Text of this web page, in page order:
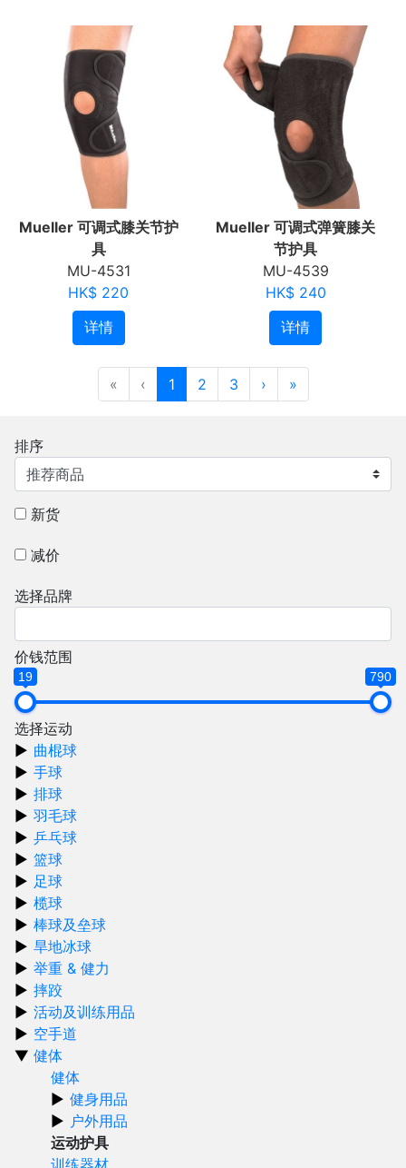
Mueller 可调式膝关节护
具
MU-4531
HK$ 220
详情
Mueller 可调式弹簧膝关
节护具
MU-4539
HK$ 240
详情
« ‹ 1 2 3 › »
排序
新货
减价
选择品牌
价钱范围
19 790
选择运动
曲棍球
手球
排球
羽毛球
乒乓球
篮球
足球
榄球
棒球及垒球
旱地冰球
举重 & 健力
摔跤
活动及训练用品
空手道
健体
健体
健身用品
户外用品
运动护具
训练器材